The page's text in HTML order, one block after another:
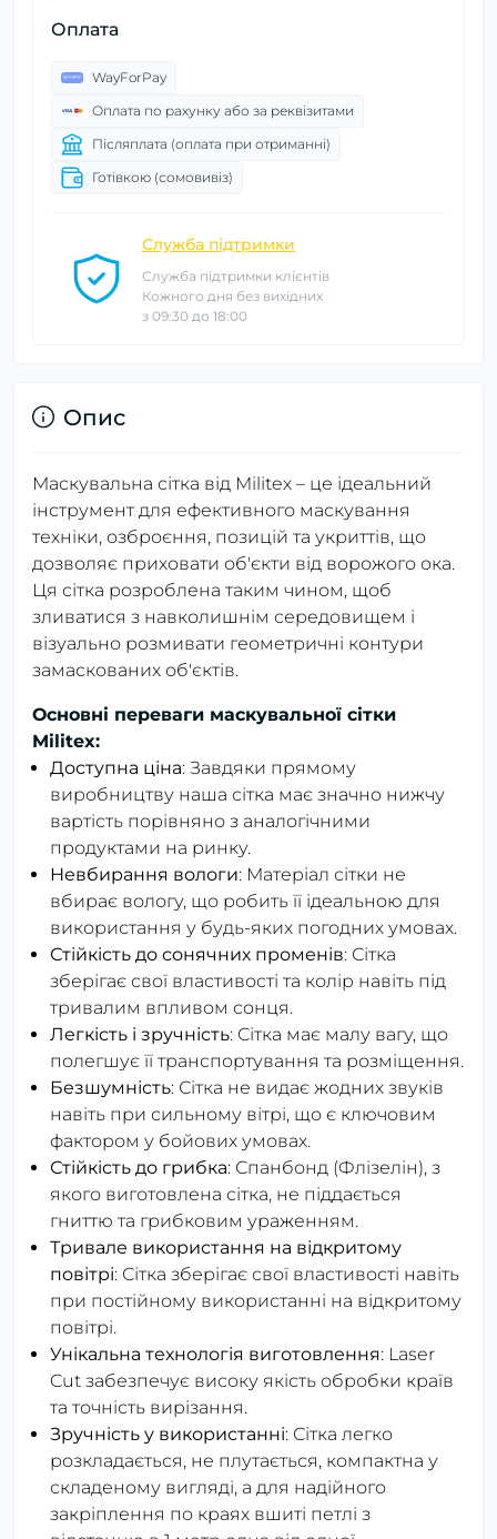
Оплата
WayForPay
Оплата по рахунку або за реквізитами
Післяплата (оплата при отриманні)
Готівкою (сомовивіз)
Служба підтримки
Служба підтримки клієнтів
Кожного дня без вихідних
з 09:30 до 18:00
Опис
Маскувальна сітка від Militex – це ідеальний
інструмент для ефективного маскування
техніки, озброєння, позицій та укриттів, що
дозволяє приховати об'єкти від ворожого ока.
Ця сітка розроблена таким чином, щоб
зливатися з навколишнім середовищем і
візуально розмивати геометричні контури
замаскованих об'єктів.
Основні переваги маскувальної сітки
Militex:
Доступна ціна: Завдяки прямому
виробництву наша сітка має значно нижчу
вартість порівняно з аналогічними
продуктами на ринку.
Невбирання вологи: Матеріал сітки не
вбирає вологу, що робить її ідеальною для
використання у будь-яких погодних умовах.
Стійкість до сонячних променів: Сітка
зберігає свої властивості та колір навіть під
тривалим впливом сонця.
Легкість і зручність: Сітка має малу вагу, що
полегшує її транспортування та розміщення.
Безшумність: Сітка не видає жодних звуків
навіть при сильному вітрі, що є ключовим
фактором у бойових умовах.
Стійкість до грибка: Спанбонд (Флізелін), з
якого виготовлена сітка, не піддається
гниттю та грибковим ураженням.
Тривале використання на відкритому
повітрі: Сітка зберігає свої властивості навіть
при постійному використанні на відкритому
повітрі.
Унікальна технологія виготовлення: Laser
Cut забезпечує високу якість обробки країв
та точність вирізання.
Зручність у використанні: Сітка легко
розкладається, не плутається, компактна у
складеному вигляді, а для надійного
закріплення по краях вшиті петлі з